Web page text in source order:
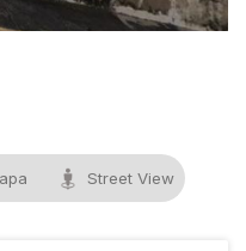
Street View